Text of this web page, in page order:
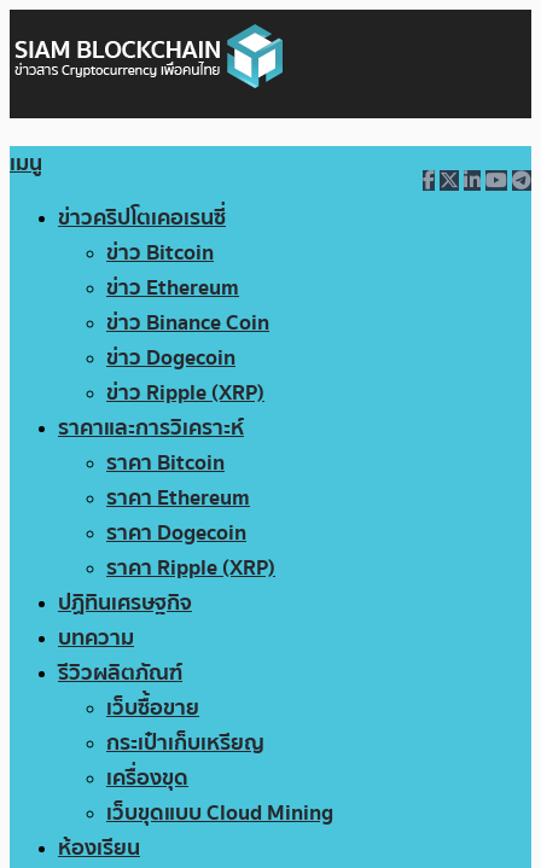
เมนู
ข่าวคริปโตเคอเรนซี่
ข่าว Bitcoin
ข่าว Ethereum
ข่าว Binance Coin
ข่าว Dogecoin
ข่าว Ripple (XRP)
ราคาและการวิเคราะห์
ราคา Bitcoin
ราคา Ethereum
ราคา Dogecoin
ราคา Ripple (XRP)
ปฏิทินเศรษฐกิจ
บทความ
รีวิวผลิตภัณฑ์
เว็บซื้อขาย
กระเป๋าเก็บเหรียญ
เครื่องขุด
เว็บขุดแบบ Cloud Mining
ห้องเรียน